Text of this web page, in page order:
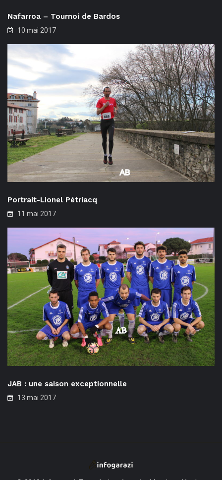
Nafarroa – Tournoi de Bardos
10 mai 2017
Portrait-Lionel Pétriacq
11 mai 2017
JAB : une saison exceptionnelle
13 mai 2017